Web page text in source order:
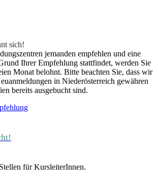
sich!
jemanden empfehlen und eine
Ihrer Empfehlung stattfindet, werden Sie
Monat belohnt. Bitte beachten Sie, dass wir
in Niederösterreich gewähren
bereits ausgebucht sind.
für KursleiterInnen.